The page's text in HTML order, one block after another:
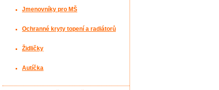
Jmenovníky pro MŠ
Ochranné kryty topení a radiátorů
Židličky
Autíčka